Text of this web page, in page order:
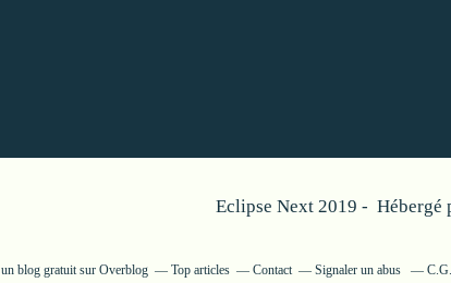
Eclipse Next 2019 - Hébergé
blog gratuit sur Overblog Top articles Contact Signaler un abus